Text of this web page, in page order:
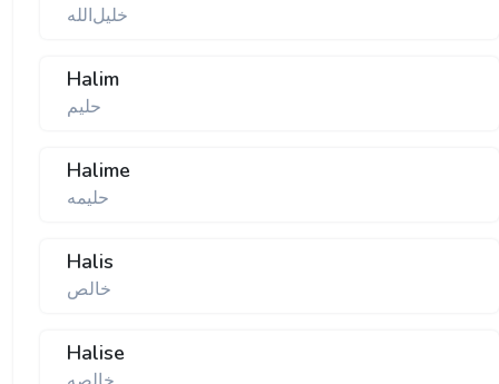
خلیل‌الله
Halim
حلیم
Halime
حلیمه
Halis
خالص
Halise